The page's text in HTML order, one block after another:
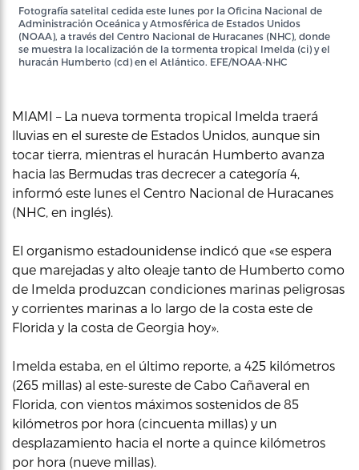
Fotografía satelital cedida este lunes por la Oficina Nacional de
Administración Oceánica y Atmosférica de Estados Unidos
(NOAA), a través del Centro Nacional de Huracanes (NHC), donde
se muestra la localización de la tormenta tropical Imelda (ci) y el
huracán Humberto (cd) en el Atlántico. EFE/NOAA-NHC
MIAMI – La nueva tormenta tropical Imelda traerá
lluvias en el sureste de Estados Unidos, aunque sin
tocar tierra, mientras el huracán Humberto avanza
hacia las Bermudas tras decrecer a categoría 4,
informó este lunes el Centro Nacional de Huracanes
(NHC, en inglés).
El organismo estadounidense indicó que «se espera
que marejadas y alto oleaje tanto de Humberto como
de Imelda produzcan condiciones marinas peligrosas
y corrientes marinas a lo largo de la costa este de
Florida y la costa de Georgia hoy».
Imelda estaba, en el último reporte, a 425 kilómetros
(265 millas) al este-sureste de Cabo Cañaveral en
Florida, con vientos máximos sostenidos de 85
kilómetros por hora (cincuenta millas) y un
desplazamiento hacia el norte a quince kilómetros
por hora (nueve millas).